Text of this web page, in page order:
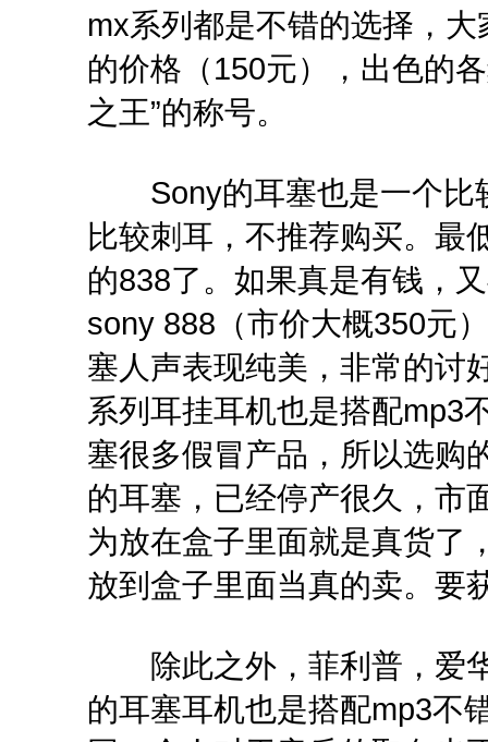
mx系列都是不错的选择，
的价格（150元），出色的
之王”的称号。
Sony的耳塞也是一个比
比较刺耳，不推荐购买。最
的838了。如果真是有钱，
sony 888（市价大概350元
塞人声表现纯美，非常的讨
系列耳挂耳机也是搭配mp3
塞很多假冒产品，所以选购
的耳塞，已经停产很久，市
为放在盒子里面就是真货了
放到盒子里面当真的卖。要
除此之外，菲利普，爱华
的耳塞耳机也是搭配mp3不